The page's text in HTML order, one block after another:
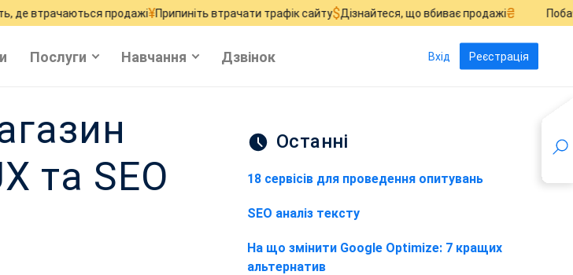
продажі¥Припиніть втрачати трафік сайту$Дізнайтеся, що вбиває продажі₴ Побачте, де
Послуги Навчання Дзвінок Вхід Реєстрація
та SEO
Останні
18 сервісів для проведення опитувань
SEO аналіз тексту
На що змінити Google Optimize: 7 кращих
альтернатив